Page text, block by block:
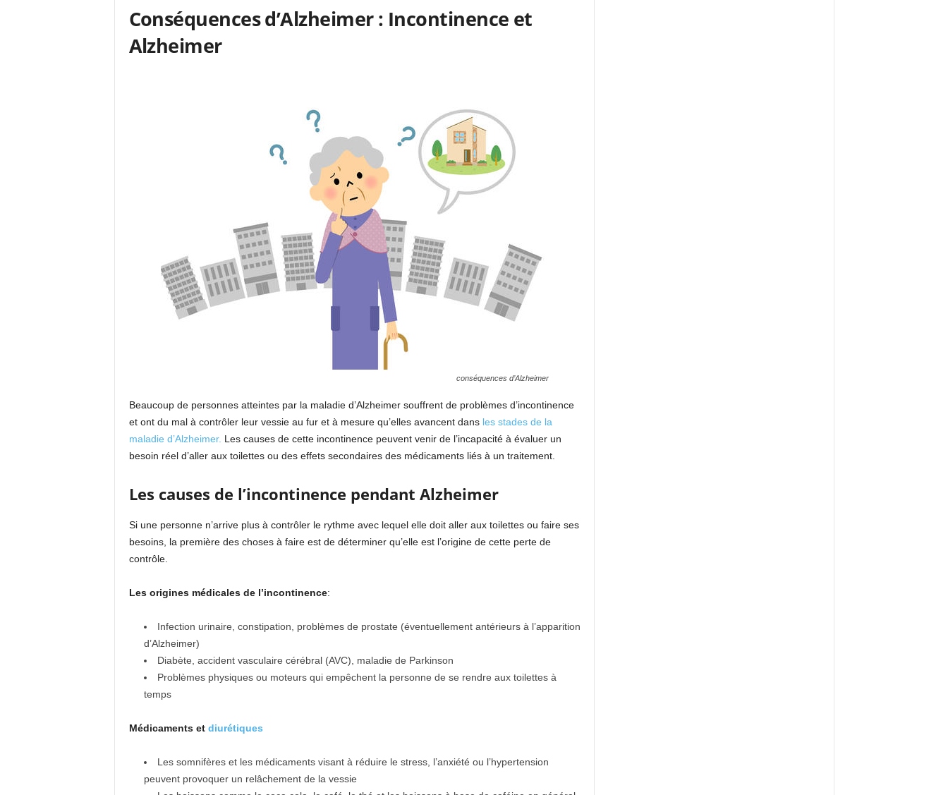
Conséquences d’Alzheimer : Incontinence et
Alzheimer
conséquences d’Alzheimer
Beaucoup de personnes atteintes par la maladie d’Alzheimer souffrent de problèmes d’incontinence
et ont du mal à contrôler leur vessie au fur et à mesure qu’elles avancent dans les stades de la
maladie d’Alzheimer. Les causes de cette incontinence peuvent venir de l’incapacité à évaluer un
besoin réel d’aller aux toilettes ou des effets secondaires des médicaments liés à un traitement.
Les causes de l’incontinence pendant Alzheimer
Si une personne n’arrive plus à contrôler le rythme avec lequel elle doit aller aux toilettes ou faire ses
besoins, la première des choses à faire est de déterminer qu’elle est l’origine de cette perte de
contrôle.
Les origines médicales de l’incontinence:
Infection urinaire, constipation, problèmes de prostate (éventuellement antérieurs à l’apparition
d’Alzheimer)
Diabète, accident vasculaire cérébral (AVC), maladie de Parkinson
Problèmes physiques ou moteurs qui empêchent la personne de se rendre aux toilettes à
temps
Médicaments et diurétiques
Les somnifères et les médicaments visant à réduire le stress, l’anxiété ou l’hypertension
peuvent provoquer un relâchement de la vessie